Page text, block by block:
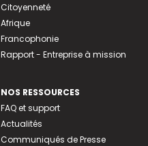
Citoyenneté
Afrique
Francophonie
Rapport - Entreprise à mission
NOS RESSOURCES
FAQ et support
Actualités
Communiqués de Presse